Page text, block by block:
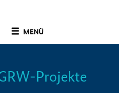
MENÜ
Info
Projekte